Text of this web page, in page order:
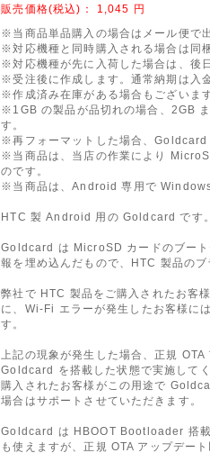
販売価格(税込)： 1,045 円
※当商品単品購入の場合はメール便で
※対応機種と同時購入される場合は同
※対応機種が先に入荷した場合は、後
※受注後に作成します。通常納期は入
※作成済み在庫がある場合もございま
※1GB の製品が品切れの場合、2GB
す。
※再フォーマットした場合、Goldcard
※当商品は、当店の作業により
のです。
※当商品は、Android 専用で
HTC 製 Android 用の Goldcard です。
Goldcard は MicroSD カードのブー
報を埋め込んだもので、HTC 製品のブ
弊社で HTC 製品をご購入されたお客
に、Wi-Fi エラーが発生したお客様に
す。
上記の現象が発生した場合、正規
Goldcard を搭載した状態で実施して
購入されたお客様がこの用途で
場合はサポートさせていただきます。
Goldcard は HBOOT Bootloader 搭
も使えますが、正規 OTA アップデー